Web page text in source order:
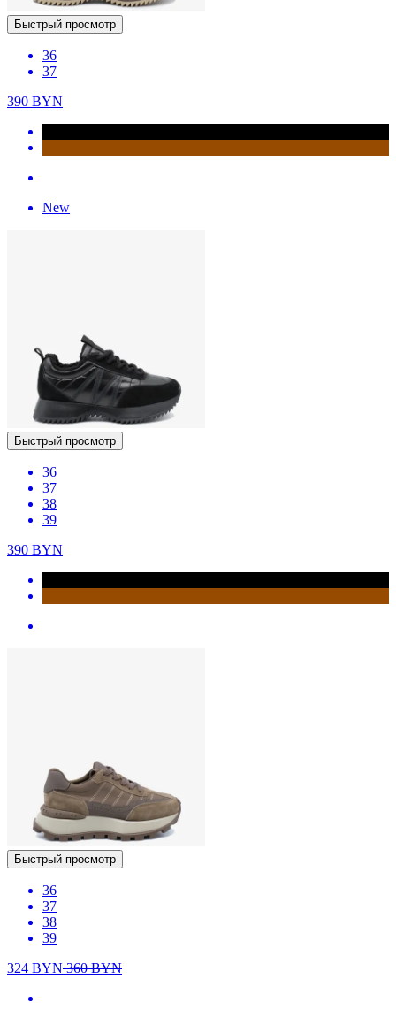
Быстрый просмотр
36
37
390 BYN
New
Быстрый просмотр
36
37
38
39
390 BYN
Быстрый просмотр
36
37
38
39
324 BYN360BYN